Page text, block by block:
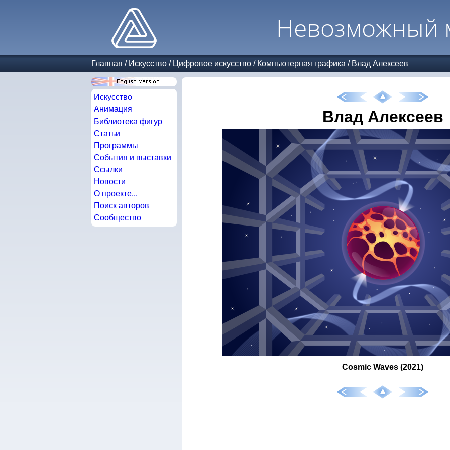
Невозможный
Главная / Искусство / Цифровое искусство / Компьютерная графика / Влад Алексеев
Искусство
Анимация
Библиотека фигур
Статьи
Программы
События и выставки
Ссылки
Новости
О проекте...
Поиск авторов
Сообщество
Влад Алексеев
Cosmic Waves (2021)